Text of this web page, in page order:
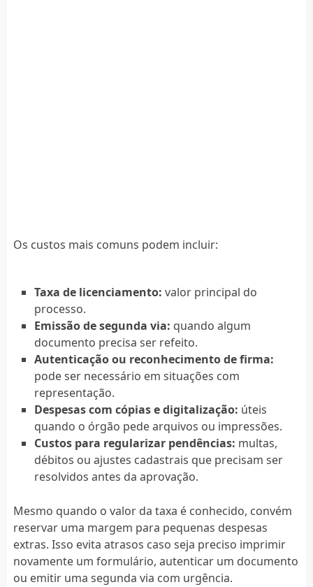
Os custos mais comuns podem incluir:
Taxa de licenciamento: valor principal do
processo.
Emissão de segunda via: quando algum
documento precisa ser refeito.
Autenticação ou reconhecimento de firma:
pode ser necessário em situações com
representação.
Despesas com cópias e digitalização: úteis
quando o órgão pede arquivos ou impressões.
Custos para regularizar pendências: multas,
débitos ou ajustes cadastrais que precisam ser
resolvidos antes da aprovação.
Mesmo quando o valor da taxa é conhecido, convém
reservar uma margem para pequenas despesas
extras. Isso evita atrasos caso seja preciso imprimir
novamente um formulário, autenticar um documento
ou emitir uma segunda via com urgência.